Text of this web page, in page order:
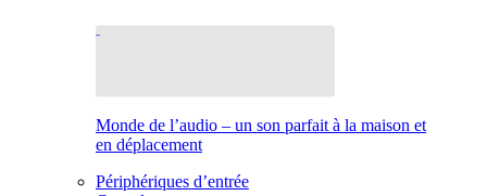
Monde de l’audio – un son parfait à la maison et
en déplacement
Périphériques d’entrée